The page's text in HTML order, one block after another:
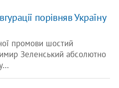
порівняв Україну
промови шостий
Зеленський абсолютно